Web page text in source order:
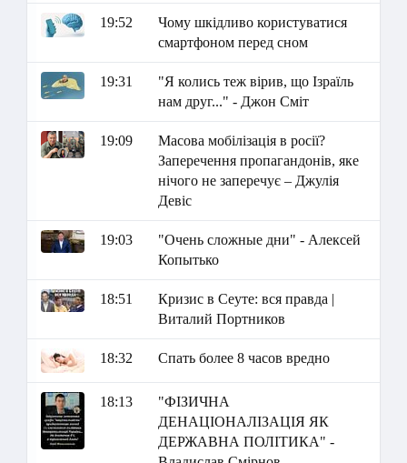
19:52
Чому шкідливо користуватися
смартфоном перед сном
19:31
"Я колись теж вірив, що Ізраїль
нам друг..." - Джон Сміт
19:09
Масова мобілізація в росії?
Заперечення пропагандонів, яке
нічого не заперечує – Джулія
Девіс
19:03
"Очень сложные дни" - Алексей
Копытько
18:51
Кризис в Сеуте: вся правда |
Виталий Портников
18:32 Спать более 8 часов вредно
18:13
"ФІЗИЧНА
ДЕНАЦІОНАЛІЗАЦІЯ ЯК
ДЕРЖАВНА ПОЛІТИКА" -